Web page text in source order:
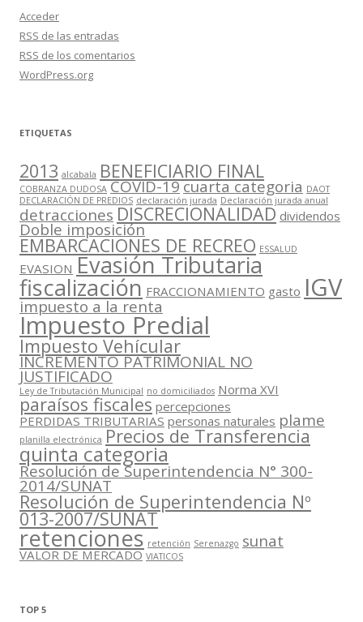
Acceder
RSS de las entradas
RSS de los comentarios
WordPress.org
ETIQUETAS
2013 alcabala BENEFICIARIO FINAL
COBRANZA DUDOSA COVID-19cuarta categoria DAOT
DECLARACIÓN DE PREDIOS declaración jurada Declaración jurada anual
detracciones DISCRECIONALIDAD dividendos
Doble imposición
EMBARCACIONES DE RECREO ESSALUD
EVASION Evasión Tributaria
fiscalización FRACCIONAMIENTO gasto IGV
impuesto a la renta
Impuesto Predial
Impuesto Vehícular
INCREMENTO PATRIMONIAL NO
JUSTIFICADO
Ley de Tributación Municipal no domiciliados Norma XVI
paraísos fiscales percepciones
PERDIDAS TRIBUTARIAS personas naturales plame
planilla electrónica Precios de Transferencia
quinta categoria
Resolución de Superintendencia N° 300-
2014/SUNAT
Resolución de Superintendencia Nº
013-2007/SUNAT
retenciones retención Serenazgo sunat
VALOR DE MERCADO VIATICOS
TOP 5